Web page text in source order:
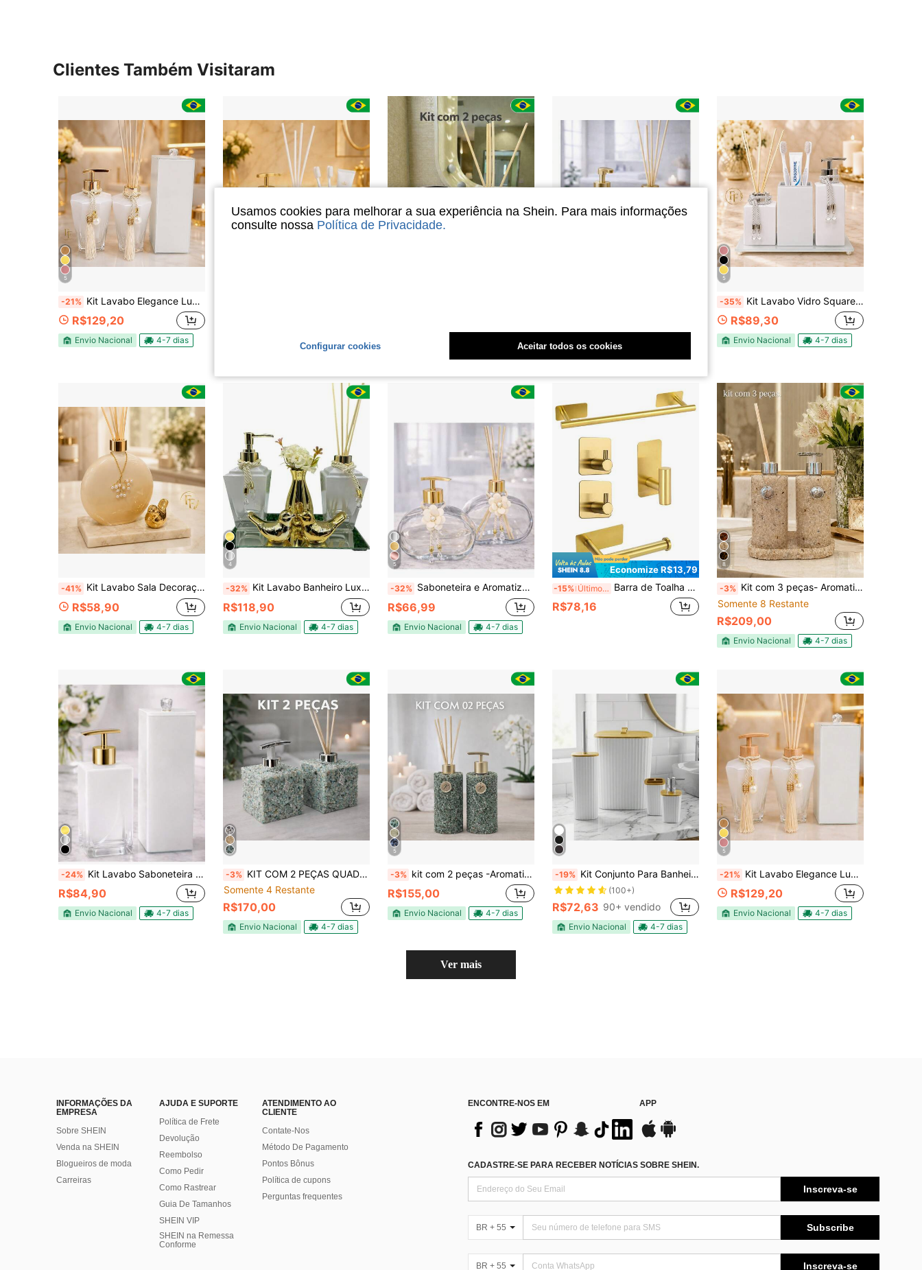
Clientes Também Visitaram
5
-21% Kit Lavabo Elegance Luxo com Porta Escova de Dente Branco em Vidro
R$129,20
Envio Nacional 4-7 dias
5
-35% Kit Lavabo Vidro Square Branco Luxo com Porta Escova Saboneteira Aromatizador Bandeja
R$89,30
Envio Nacional 4-7 dias
-41% Kit Lavabo Sala Decoração Vidro Luna 500ml Aromatizador de Ambiente com Pássaro
R$58,90
Envio Nacional 4-7 dias
4
-32% Kit Lavabo Banheiro Luxo 6 Peças Difusor Saboneteira Bandeja Pássaros Vaso
R$118,90
Envio Nacional 4-7 dias
5
-32% Saboneteira e Aromatizador em Vidro Jolie Transparente 300ml
R$66,99
Envio Nacional 4-7 dias
Economize R$13,79
-15% Últimos 2 dias Barra de Toalha de Banheiro Sem Furos, Suporte de Toalha de Parede, Suporte de Toalha de Banheiro, Suporte para Panos, Suporte para Papel Higiênico, Acessórios de Banheiro, Prateleira de Armazenamento de Banheiro, Suporte de Toalha de Banheiro, Suporte para Papel Toalha de Cozinha, Suporte para Lenços, Suprimentos de Banheiro, Suporte para Toalha
R$78,16
8
-3% Kit com 3 peças- Aromatizador, Saboneteira Líquida, Bandeja- em pedras quartzo
Somente 8 Restante
R$209,00
Envio Nacional 4-7 dias
-24% Kit Lavabo Saboneteira com Porta Escova em Vidro Square Branco Degrade
R$84,90
Envio Nacional 4-7 dias
-3% KIT COM 2 PEÇAS QUADRADO AROMATIZADOR E SABONETEIRA EM QUARTZO NATURAL PREMIUM PARA LAVABO BANHEIRO LUXO
Somente 4 Restante
R$170,00
Envio Nacional 4-7 dias
5
-3% kit com 2 peças -Aromatizador de Ambiente Saboneteira para Lavabo Luxo em Quartzo Cristal/sodalita/verde/branco/PedraNegra
R$155,00
Envio Nacional 4-7 dias
-19% Kit Conjunto Para Banheiro Com 4 Peças, Detalhes em Bambu - Lixeira, Porta Escovas de Dente, Porta Sabonete Liquido e Escova Santinaria.
(100+)
R$72,63 90+ vendido
Envio Nacional 4-7 dias
5
-21% Kit Lavabo Elegance Luxo com Porta Escova de Dente Branco em Vidro
R$129,20
Envio Nacional 4-7 dias
Ver mais
INFORMAÇÕES DA
EMPRESA
Sobre SHEIN
Venda na SHEIN
Blogueiros de moda
Carreiras
AJUDA E SUPORTE
Política de Frete
Devolução
Reembolso
Como Pedir
Como Rastrear
Guia De Tamanhos
SHEIN VIP
SHEIN na Remessa
Conforme
ATENDIMENTO AO
CLIENTE
Contate-Nos
Método De Pagamento
Pontos Bônus
Política de cupons
Perguntas frequentes
ENCONTRE-NOS EM APP
CADASTRE-SE PARA RECEBER NOTÍCIAS SOBRE SHEIN.
Inscreva-se
BR + 55 Subscribe
BR + 55 Inscreva-se
Usamos cookies para melhorar a sua experiência na Shein. Para mais informações
consulte nossa Política de Privacidade.
Configurar cookies Aceitar todos os cookies